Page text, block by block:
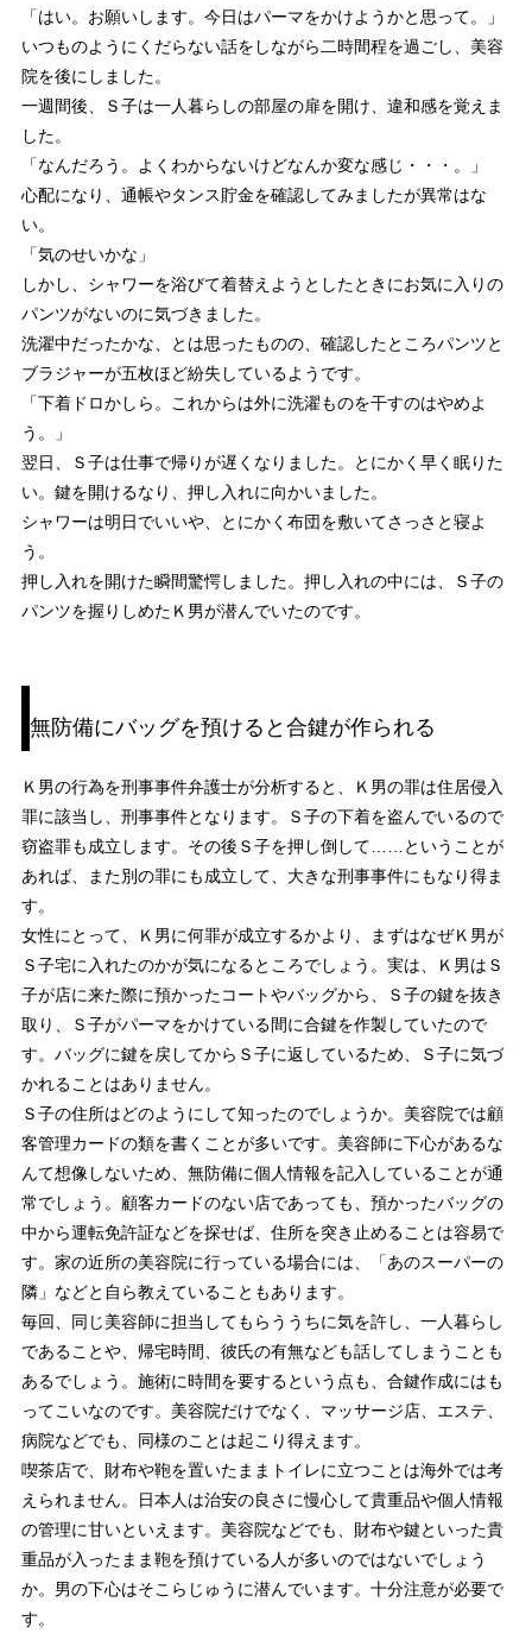
「はい。お願いします。今日はパーマをかけようかと思って。」
いつものようにくだらない話をしながら二時間程を過ごし、美容
院を後にしました。
一週間後、Ｓ子は一人暮らしの部屋の扉を開け、違和感を覚えま
した。
「なんだろう。よくわからないけどなんか変な感じ・・・。」
心配になり、通帳やタンス貯金を確認してみましたが異常はな
い。
「気のせいかな」
しかし、シャワーを浴びて着替えようとしたときにお気に入りの
パンツがないのに気づきました。
洗濯中だったかな、とは思ったものの、確認したところパンツと
ブラジャーが五枚ほど紛失しているようです。
「下着ドロかしら。これからは外に洗濯ものを干すのはやめよ
う。」
翌日、Ｓ子は仕事で帰りが遅くなりました。とにかく早く眠りた
い。鍵を開けるなり、押し入れに向かいました。
シャワーは明日でいいや、とにかく布団を敷いてさっさと寝よ
う。
押し入れを開けた瞬間驚愕しました。押し入れの中には、Ｓ子の
パンツを握りしめたＫ男が潜んでいたのです。
無防備にバッグを預けると合鍵が作られる
Ｋ男の行為を刑事事件弁護士が分析すると、Ｋ男の罪は住居侵入
罪に該当し、刑事事件となります。Ｓ子の下着を盗んでいるので
窃盗罪も成立します。その後Ｓ子を押し倒して……ということが
あれば、また別の罪にも成立して、大きな刑事事件にもなり得ま
す。
女性にとって、Ｋ男に何罪が成立するかより、まずはなぜＫ男が
Ｓ子宅に入れたのかが気になるところでしょう。実は、Ｋ男はＳ
子が店に来た際に預かったコートやバッグから、Ｓ子の鍵を抜き
取り、Ｓ子がパーマをかけている間に合鍵を作製していたので
す。バッグに鍵を戻してからＳ子に返しているため、Ｓ子に気づ
かれることはありません。
Ｓ子の住所はどのようにして知ったのでしょうか。美容院では顧
客管理カードの類を書くことが多いです。美容師に下心があるな
んて想像しないため、無防備に個人情報を記入していることが通
常でしょう。顧客カードのない店であっても、預かったバッグの
中から運転免許証などを探せば、住所を突き止めることは容易で
す。家の近所の美容院に行っている場合には、「あのスーパーの
隣」などと自ら教えていることもあります。
毎回、同じ美容師に担当してもらううちに気を許し、一人暮らし
であることや、帰宅時間、彼氏の有無なども話してしまうことも
あるでしょう。施術に時間を要するという点も、合鍵作成にはも
ってこいなのです。美容院だけでなく、マッサージ店、エステ、
病院などでも、同様のことは起こり得えます。
喫茶店で、財布や鞄を置いたままトイレに立つことは海外では考
えられません。日本人は治安の良さに慢心して貴重品や個人情報
の管理に甘いといえます。美容院などでも、財布や鍵といった貴
重品が入ったまま鞄を預けている人が多いのではないでしょう
か。男の下心はそこらじゅうに潜んでいます。十分注意が必要で
す。